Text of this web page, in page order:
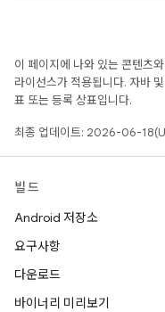
이 페이지에 나와 있는 콘텐츠
라이선스가 적용됩니다. 자바
표 또는 등록 상표입니다.
최종 업데이트: 2026-06-
빌드
Android 저장소
요구사항
다운로드
바이너리 미리보기